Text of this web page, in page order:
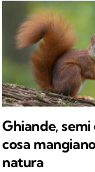
Ghiande, semi
cosa
natura